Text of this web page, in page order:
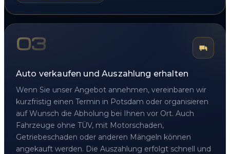
03
Auto verkaufen und Auszahlung erhalten
Wenn Sie unser Angebot annehmen, vereinbaren wir
kurzfristig einen Termin in Potsdam oder organisieren
auf Wunsch die Abholung bei Ihnen vor Ort. Auch
Fahrzeuge ohne TÜV, mit Motorschaden,
Getriebeschaden oder anderen Mängeln können
angekauft werden. Die Auszahlung erfolgt schnell und